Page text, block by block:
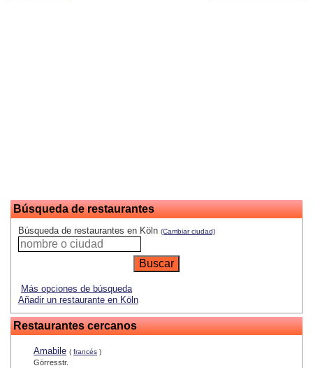
Búsqueda de restaurantes
Búsqueda de restaurantes en Köln (Cambiar ciudad)
Más opciones de búsqueda
Añadir un restaurante en Köln
Restaurantes cercanos
Amabile ( francés )
Görresstr.